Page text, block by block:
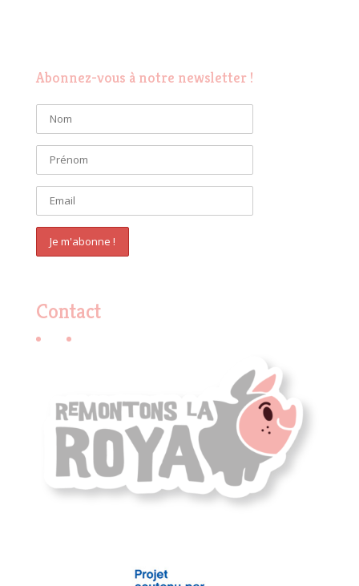
Abonnez-vous à notre newsletter !
Contact